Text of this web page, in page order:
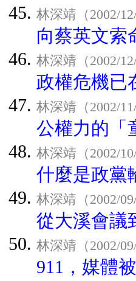
林深靖（2002/12/
向蔡英文索
林深靖（2002/12/
政權危機已
林深靖（2002/11/
公權力的「
林深靖（2002/10/
什麼是政黨
林深靖（2002/09/
從大溪會議
林深靖（2002/09/
911，媒體